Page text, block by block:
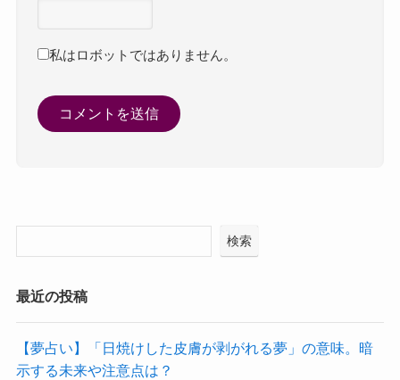
私はロボットではありません。
検索
最近の投稿
【夢占い】「日焼けした皮膚が剥がれる夢」の意味。暗
示する未来や注意点は？